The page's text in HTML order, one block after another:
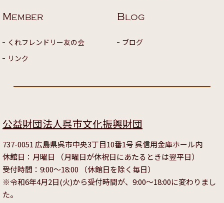
MEMBER
くれフレンドリー友の会
リンク
BLOG
ブログ
公益財団法人呉市文化振興財団
737-0051 広島県呉市中央3丁目10番1号 呉信用金庫ホール内
休館日：月曜日 （月曜日が休祝日にあたるときは翌平日）
受付時間：9:00～18:00 （休館日を除く毎日）
※令和6年4月2日(火)から受付時間が、9:00～18:00に変わりまし
た。